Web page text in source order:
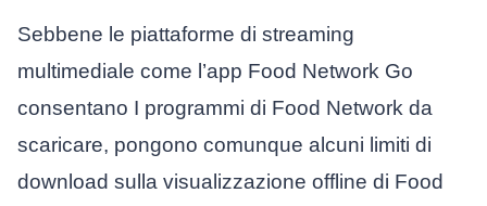
Sebbene le piattaforme di streaming
multimediale come l’app Food Network Go
consentano I programmi di Food Network da
scaricare, pongono comunque alcuni limiti di
download sulla visualizzazione offline di Food